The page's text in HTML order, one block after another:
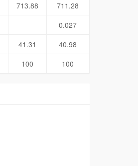
713.88
711.28
0.027
41.31
40.98
100 100